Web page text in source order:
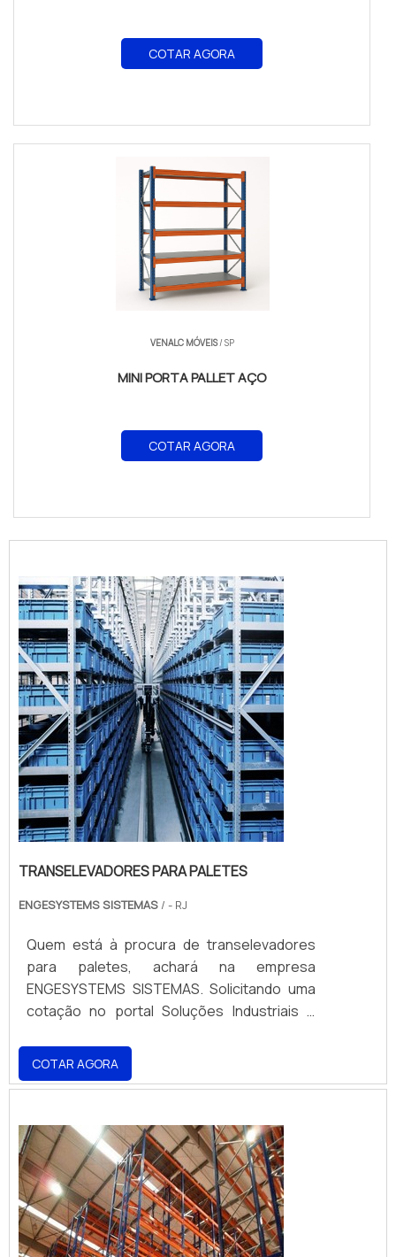
COTAR AGORA
VENALC MÓVEIS/ SP
MINI PORTA PALLET AÇO
COTAR AGORA
TRANSELEVADORES PARA PALETES
ENGESYSTEMS SISTEMAS / - RJ
Quem está à procura de transelevadores
para paletes, achará na empresa
ENGESYSTEMS SISTEMAS. Solicitando uma
cotação no portal Soluções Industriais e
UM POUCO MAIS SOBRE
TRANSELEVADORES PARA PALETES Se
paletes comprometedora com os serviços,
encontra o site da ENGESYSTEMS
SISTEMAS. A empresa tem em seu escopo
escada vazada de concreto e escada
caracol concreto, garantindo o que há de
melhor na atualidade. Ainda focando em
COTAR AGORA